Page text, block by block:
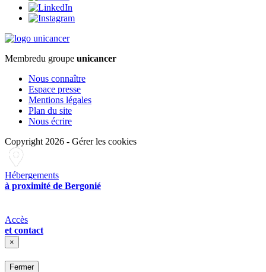
Membredu groupe unicancer
Nous connaître
Espace presse
Mentions légales
Plan du site
Nous écrire
Copyright 2026 - Gérer les cookies
Hébergements
à proximité de Bergonié
Accès
et contact
×
Fermer